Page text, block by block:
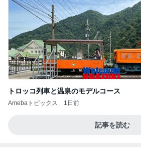
トロッコ列車と温泉のモデルコース
Amebaトピックス 1日前
記事を読む